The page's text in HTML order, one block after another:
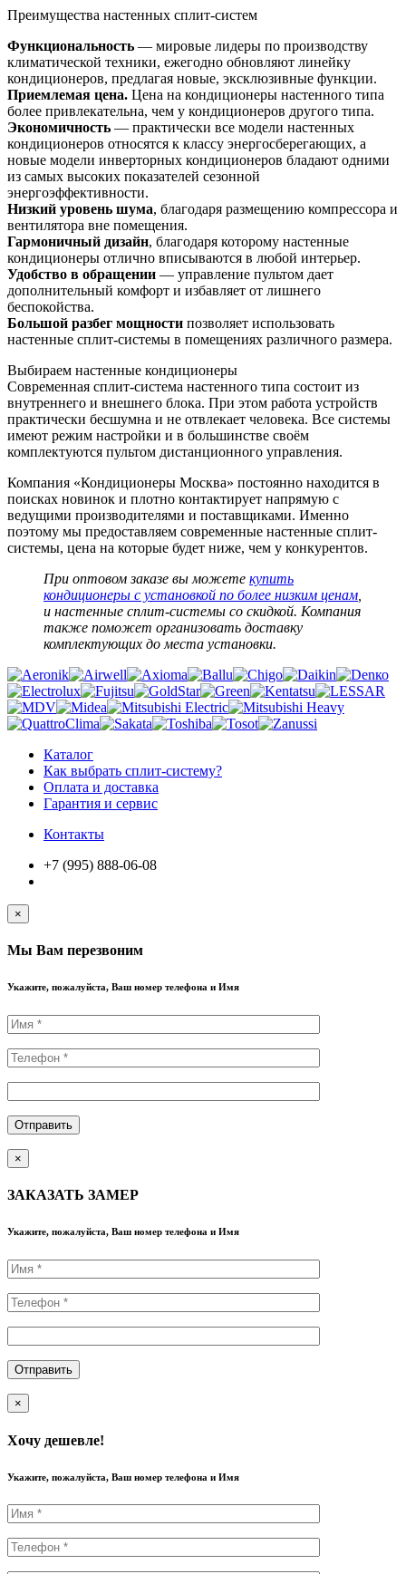
Преимущества настенных сплит-систем
Функциональность — мировые лидеры по производству
климатической техники, ежегодно обновляют линейку
кондиционеров, предлагая новые, эксклюзивные функции.
Приемлемая цена. Цена на кондиционеры настенного типа
более привлекательна, чем у кондиционеров другого типа.
Экономичность — практически все модели настенных
кондиционеров относятся к классу энергосберегающих, а
новые модели инверторных кондиционеров бладают одними
из самых высоких показателей сезонной
энергоэффективности.
Низкий уровень шума, благодаря размещению компрессора и
вентилятора вне помещения.
Гармоничный дизайн, благодаря которому настенные
кондиционеры отлично вписываются в любой интерьер.
Удобство в обращении — управление пультом дает
дополнительный комфорт и избавляет от лишнего
беспокойства.
Большой разбег мощности позволяет использовать
настенные сплит-системы в помещениях различного размера.
Выбираем настенные кондиционеры
Современная сплит-система настенного типа состоит из
внутреннего и внешнего блока. При этом работа устройств
практически бесшумна и не отвлекает человека. Все системы
имеют режим настройки и в большинстве своём
комплектуются пультом дистанционного управления.
Компания «Кондиционеры Москва» постоянно находится в
поисках новинок и плотно контактирует напрямую с
ведущими производителями и поставщиками. Именно
поэтому мы предоставляем современные настенные сплит-
системы, цена на которые будет ниже, чем у конкурентов.
При оптовом заказе вы можете купить
кондиционеры с установкой по более низким ценам
и настенные сплит-системы со скидкой. Компания
также поможет организовать доставку
комплектующих до места установки.
Каталог
Как выбрать сплит-систему?
Оплата и доставка
Гарантия и сервис
Контакты
+7 (995) 888-06-08
×
Мы Вам перезвоним
Укажите, пожалуйста, Ваш номер телефона и Имя
×
ЗАКАЗАТЬ ЗАМЕР
Укажите, пожалуйста, Ваш номер телефона и Имя
×
Хочу дешевле!
Укажите, пожалуйста, Ваш номер телефона и Имя